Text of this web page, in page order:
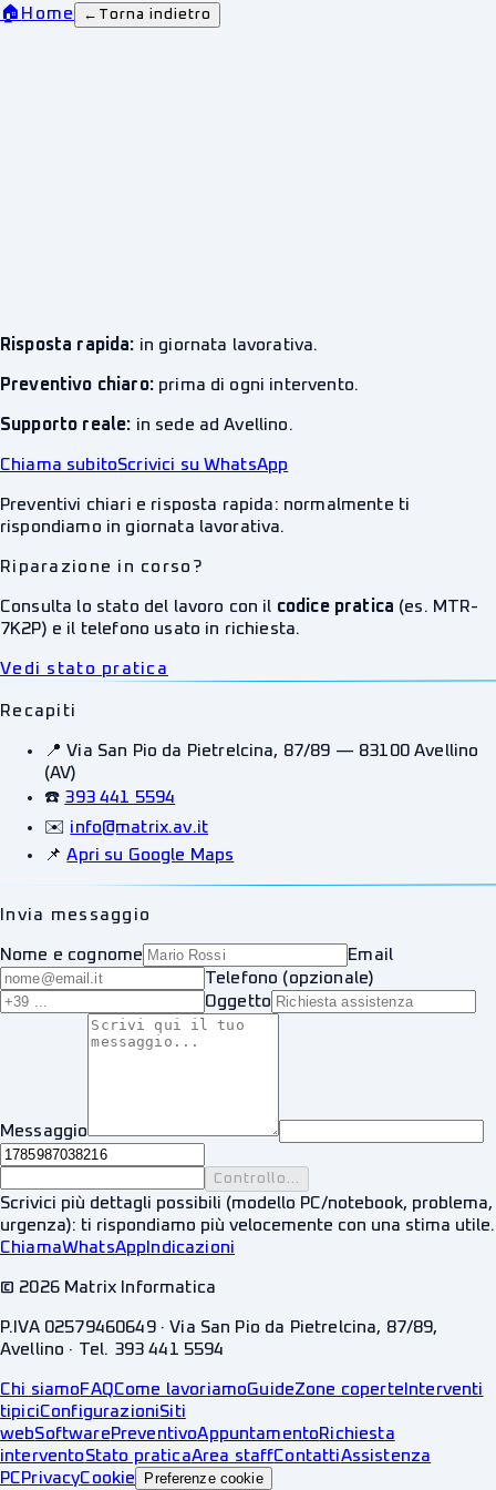
🏠 Home ← Torna indietro
Risposta rapida: in giornata lavorativa.
Preventivo chiaro:prima di ogni intervento.
Supporto reale: in sede ad Avellino.
Chiama subitoScrivici su WhatsApp
Preventivi chiari e risposta rapida: normalmente ti
rispondiamo in giornata lavorativa.
Riparazione in corso?
Consulta lo stato del lavoro con il codice pratica (es. MTR-
7K2P) e il telefono usato in richiesta.
Vedi stato pratica
Recapiti
📍 Via San Pio da Pietrelcina, 87/89 — 83100 Avellino
(AV)
☎️ 393 441 5594
✉️ info@matrix.av.it
📌 Apri su Google Maps
Invia messaggio
Nome e cognome
Email
Telefono (opzionale)
Oggetto
Messaggio
Controllo...
Scrivici più dettagli possibili (modello PC/notebook, problema,
urgenza): ti rispondiamo più velocemente con una stima utile.
ChiamaWhatsApp Indicazioni
© 2026Matrix Informatica
P.IVA 02579460649 · Via San Pio da Pietrelcina, 87/89,
Avellino · Tel. 393 441 5594
Chi siamoFAQCome lavoriamoGuideZone coperte Interventi
tipiciConfigurazioniSiti
webSoftwarePreventivoAppuntamentoRichiesta
interventoStato praticaArea staffContattiAssistenza
PCPrivacyCookie Preferenze cookie